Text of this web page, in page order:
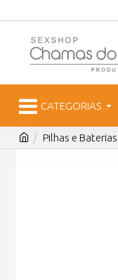
CATEGORIAS
Pilhas e Baterias